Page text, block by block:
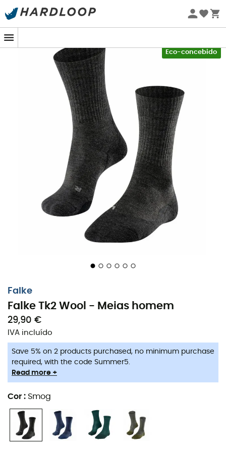
Promoções de verão 🔥 -5% EXTRA a partir de 2 produtos*
Eco-concebido
Falke
Falke Tk2 Wool - Meias homem
29,90 €
IVA incluído
Save 5% on 2 products purchased, no minimum purchase
required, with the code Summer5.
Read more +
Cor : Smog
Estas meias Tk2 Wool
especialmente concebidas pelaFalke
aos aventureiros eternos o melhor conforto possível. Elas
possuem umcorte anatômico patenteado